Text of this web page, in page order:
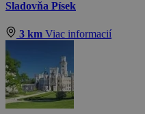
Sladovňa Písek
3 km Viac informacií